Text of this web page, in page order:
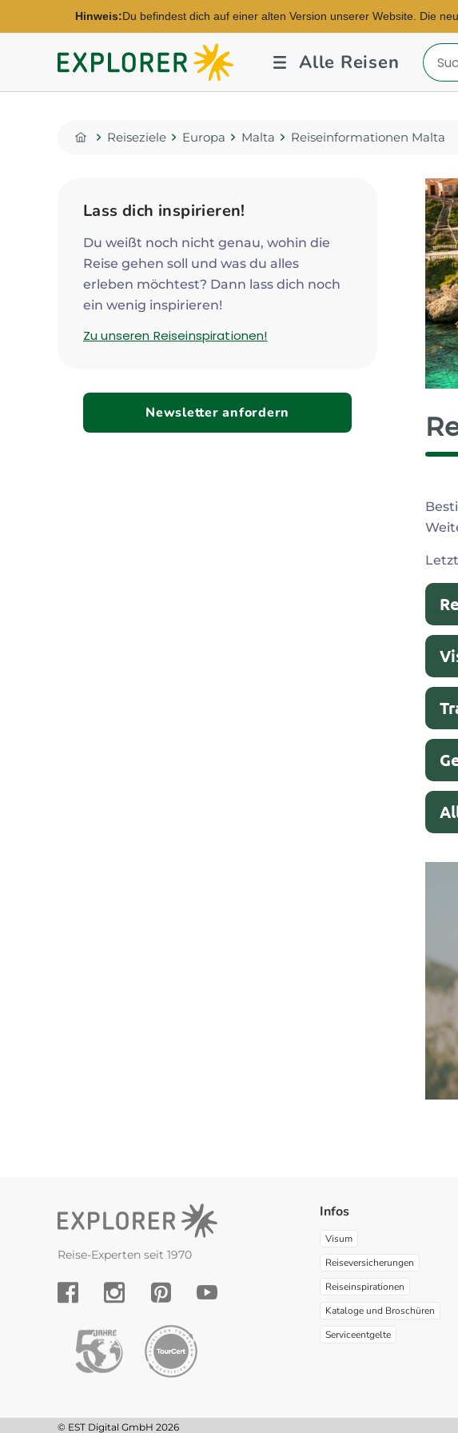
Hinweis:Du befindest dich auf einer alten Version unserer Website. Die
Explorer
Fernreisen
Alle Reisen
Home
Reiseziele Europa Malta Reiseinformationen Malta
Lass dich inspirieren!
Du weißt noch nicht genau, wohin die
Reise gehen soll und was du alles
erleben möchtest? Dann lass dich noch
ein wenig inspirieren!
Zu unseren Reiseinspirationen!
Newsletter anfordern
Reise-Experten seit 1970
Infos
Visum
Reiseversicherungen
Reiseinspirationen
Kataloge und Broschüren
Serviceentgelte
© EST Digital GmbH 2026